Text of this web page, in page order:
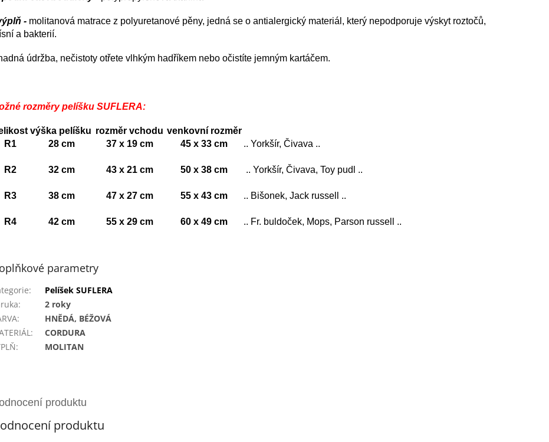
- molitanová matrace z polyuretanové pěny, jedná se o antialergický materiál, který nepodporuje výskyt roztočů,
a bakterií.
údržba, nečistoty otřete vlhkým hadříkem nebo očistíte jemným kartáčem.
rozměry pelíšku SUFLERA:
výška pelíšku rozměr vchodu venkovní rozměr
R1
28 cm 37 x 19 cm 45 x 33 cm .. Yorkšír, Čivava ..
R2 32 cm 43 x 21 cm 50 x 38 cm .. Yorkšír, Čivava, Toy pudl ..
R3 38 cm 47 x 27 cm 55 x 43 cm .. Bišonek, Jack russell ..
R4 42 cm 55 x 29 cm 60 x 49 cm .. Fr. buldoček, Mops, Parson russell ..
parametry
:
Pelíšek SUFLERA
:
2 roky
:
HNĚDÁ, BÉŽOVÁ
:
CORDURA
: MOLITAN
produktu